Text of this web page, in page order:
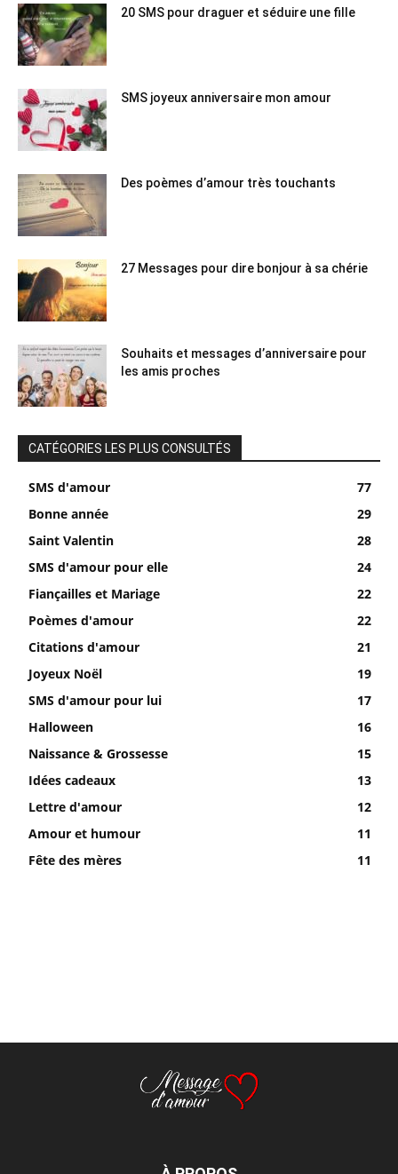
20 SMS pour draguer et séduire une fille
SMS joyeux anniversaire mon amour
Des poèmes d’amour très touchants
27 Messages pour dire bonjour à sa chérie
Souhaits et messages d’anniversaire pour
les amis proches
CATÉGORIES LES PLUS CONSULTÉS
SMS d'amour
77
Bonne année
29
Saint Valentin
28
SMS d'amour pour elle
24
Fiançailles et Mariage
22
Poèmes d'amour
22
Citations d'amour
21
Joyeux Noël
19
SMS d'amour pour lui
17
Halloween
16
Naissance & Grossesse
15
Idées cadeaux
13
Lettre d'amour
12
Amour et humour
11
Fête des mères
11